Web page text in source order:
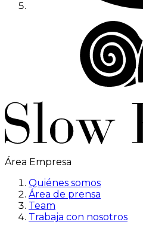
Área Empresa
Quiénes somos
Área de prensa
Team
Trabaja con nosotros